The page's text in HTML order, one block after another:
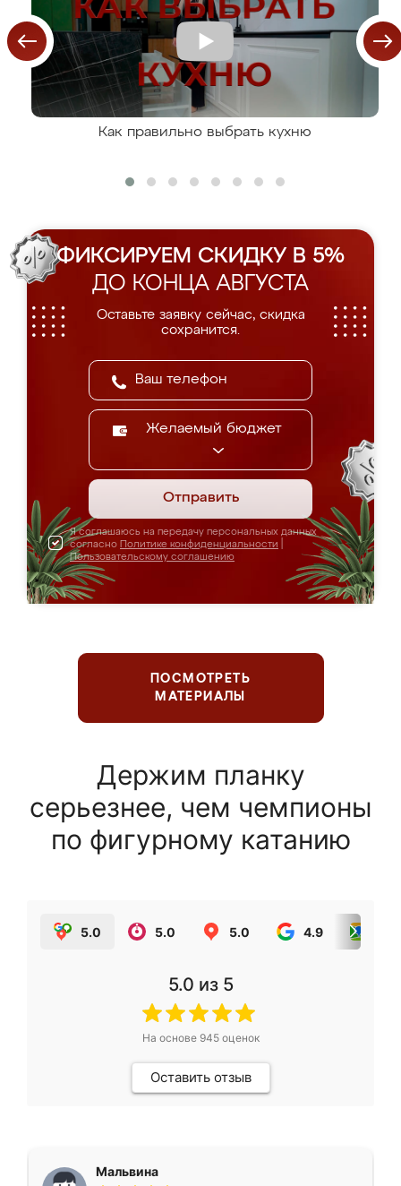
Как правильно выбрать кухню
ФИКСИРУЕМ СКИДКУ В 5%
ДО КОНЦА АВГУСТА
Оставьте заявку сейчас, скидка
сохранится.
Желаемый бюджет
Отправить
Я соглашаюсь на передачу персональных данных
согласно Политике конфиденциальности
Пользовательскому соглашению
ПОСМОТРЕТЬ
МАТЕРИАЛЫ
Держим планку
серьезнее, чем чемпионы
по фигурному катанию
5.0 5.0 5.0 4.9
5.0 из 5
На основе 945оценок
Оставить отзыв
Мальвина